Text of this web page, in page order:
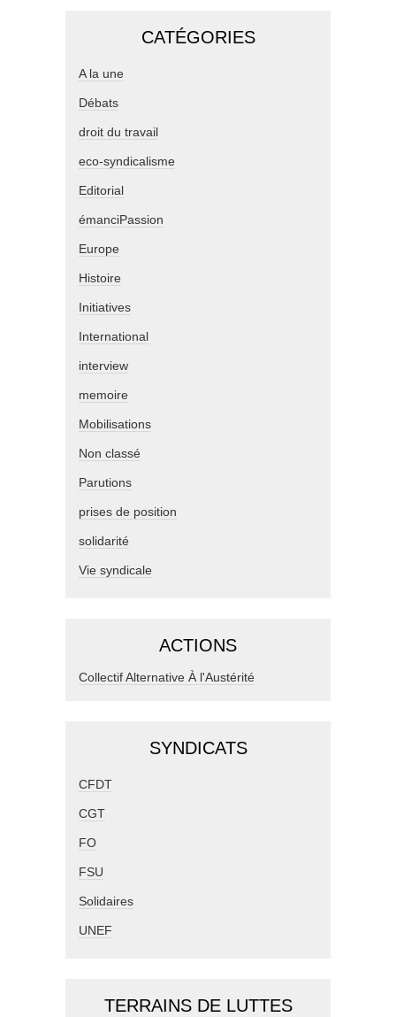
CATÉGORIES
A la une
Débats
droit du travail
eco-syndicalisme
Editorial
émanciPassion
Europe
Histoire
Initiatives
International
interview
memoire
Mobilisations
Non classé
Parutions
prises de position
solidarité
Vie syndicale
ACTIONS
Collectif Alternative À l'Austérité
SYNDICATS
CFDT
CGT
FO
FSU
Solidaires
UNEF
TERRAINS DE LUTTES